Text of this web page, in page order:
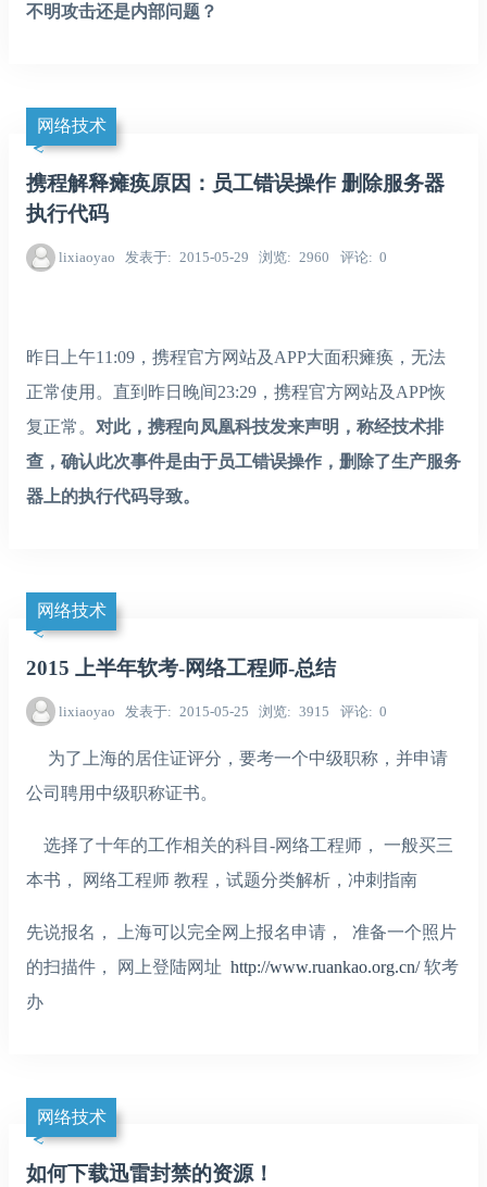
不明攻击还是内部问题？
网络技术
携程解释瘫痪原因：员工错误操作 删除服务器
执行代码
lixiaoyao 发表于 2015-05-29 浏览 2960 评论 0
昨日上午11:09，携程官方网站及APP大面积瘫痪，无法
正常使用。直到昨日晚间23:29，携程官方网站及APP恢
复正常。 对此，携程向凤凰科技发来声明，称经技术排
查，确认此次事件是由于员工错误操作，删除了生产服务
器上的执行代码导致。
网络技术
2015 上半年软考-网络工程师-总结
lixiaoyao 发表于 2015-05-25 浏览 3915 评论 0
为了上海的居住证评分，要考一个中级职称，并申请
公司聘用中级职称证书。
选择了十年的工作相关的科目-网络工程师， 一般买三
本书， 网络工程师 教程，试题分类解析，冲刺指南
先说报名， 上海可以完全网上报名申请， 准备一个照片
的扫描件， 网上登陆网址 http://www.ruankao.org.cn/软考
办
网络技术
如何下载迅雷封禁的资源！